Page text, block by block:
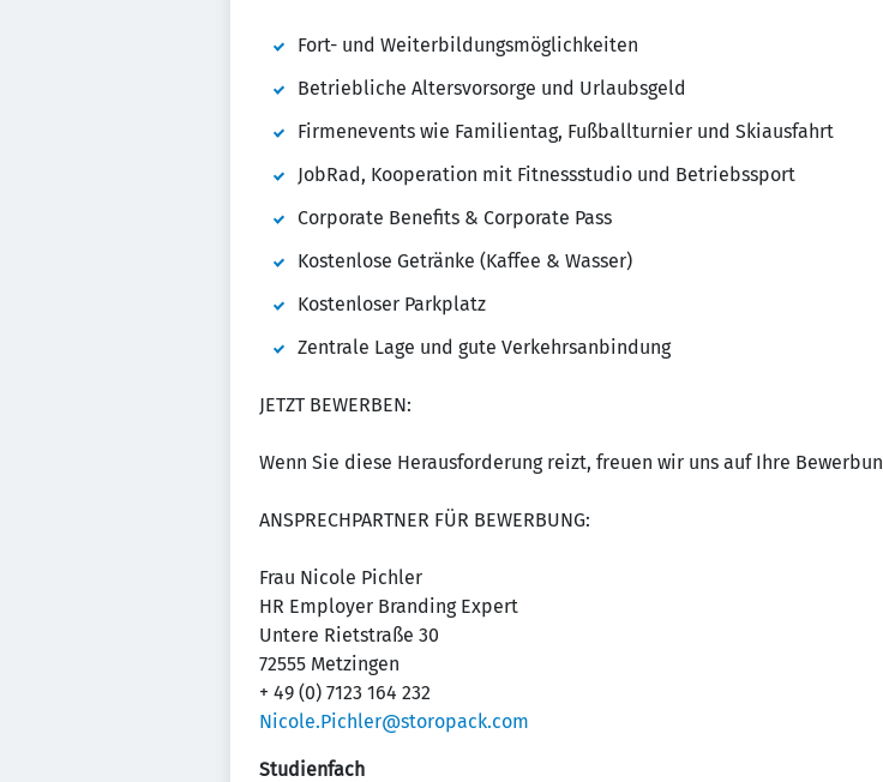
Fort- und Weiterbildungsmöglichkeiten
Betriebliche Altersvorsorge und Urlaubsgeld
Firmenevents wie Familientag, Fußballturnier und Skiausfahrt
JobRad, Kooperation mit Fitnessstudio und Betriebssport
Corporate Benefits & Corporate Pass
Kostenlose Getränke (Kaffee & Wasser)
Kostenloser Parkplatz
Zentrale Lage und gute Verkehrsanbindung
JETZT BEWERBEN:
Wenn Sie diese Herausforderung reizt, freuen wir uns auf Ihre
ANSPRECHPARTNER FÜR BEWERBUNG:
Frau Nicole Pichler
HR Employer Branding Expert
Untere Rietstraße 30
72555 Metzingen
+ 49 (0) 7123 164 232
Nicole.Pichler@storopack.com
Studienfach